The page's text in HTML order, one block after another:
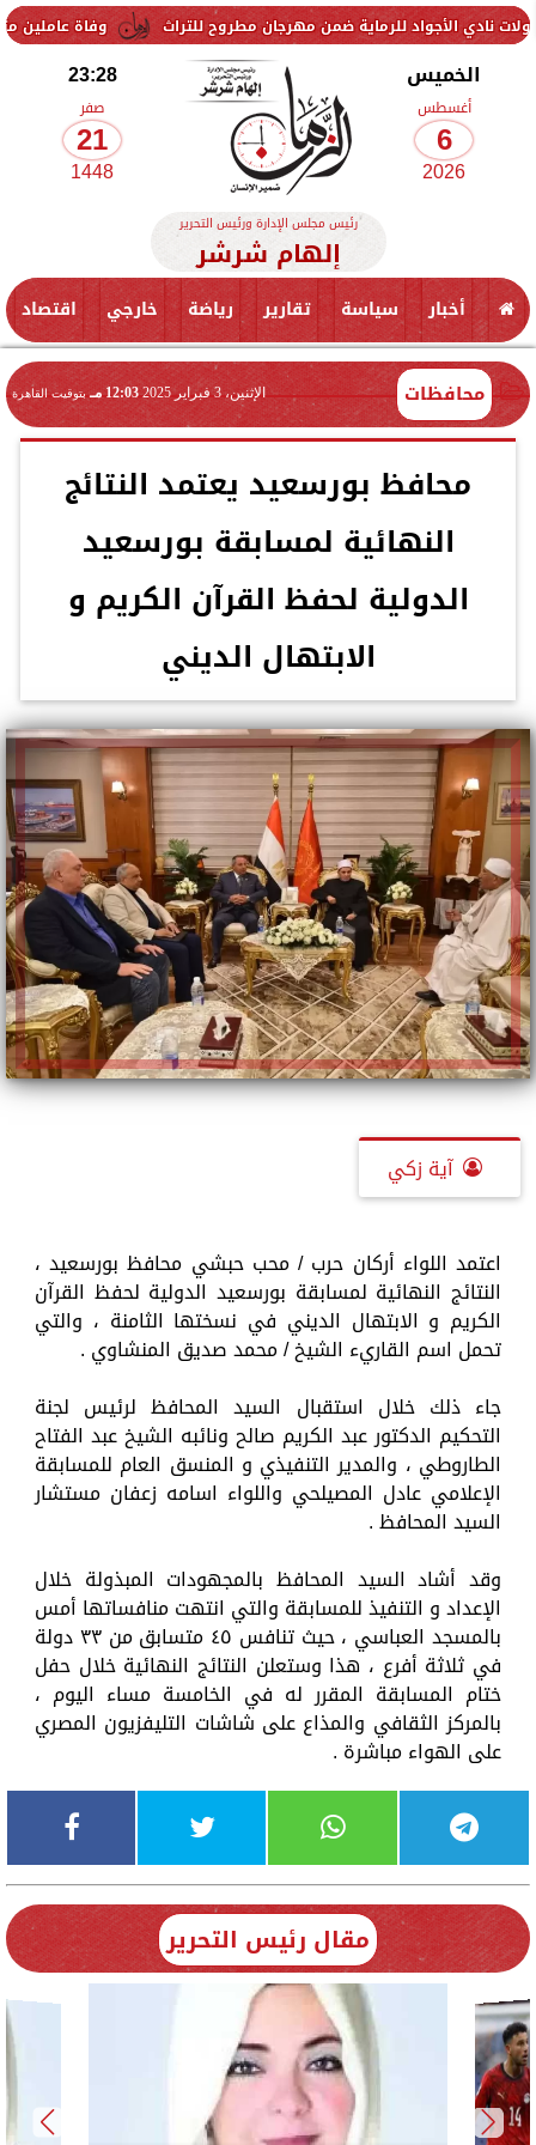
وفاة عاملين متأثرين للرماية ضمن مهرجان مطروح للتراث
الخميس
أغسطس
6
2026
23:28
صفر
21
1448
رئيس مجلس الإدارة ورئيس التحرير
إلهام شرشر
أخبار سياسة تقارير رياضة خارجي اقتصاد
محافظات الإثنين، 3 فبراير 2025 12:03 مـ بتوقيت القاهرة
محافظ بورسعيد يعتمد النتائج
النهائية لمسابقة بورسعيد
الدولية لحفظ القرآن الكريم و
الابتهال الديني
آية زكي
اعتمد اللواء أركان حرب / محب حبشي محافظ بورسعيد ،
النتائج النهائية لمسابقة بورسعيد الدولية لحفظ القرآن
الكريم و الابتهال الديني في نسختها الثامنة ، والتي
تحمل اسم القاريء الشيخ / محمد صديق المنشاوي .
جاء ذلك خلال استقبال السيد المحافظ لرئيس لجنة
التحكيم الدكتور عبد الكريم صالح ونائبه الشيخ عبد الفتاح
الطاروطي ، والمدير التنفيذي و المنسق العام للمسابقة
الإعلامي عادل المصيلحي واللواء اسامه زعفان مستشار
السيد المحافظ .
وقد أشاد السيد المحافظ بالمجهودات المبذولة خلال
الإعداد و التنفيذ للمسابقة والتي انتهت منافساتها أمس
بالمسجد العباسي ، حيث تنافس ٤٥ متسابق من ٣٣ دولة
في ثلاثة أفرع ، هذا وستعلن النتائج النهائية خلال حفل
ختام المسابقة المقرر له في الخامسة مساء اليوم ،
بالمركز الثقافي والمذاع على شاشات التليفزيون المصري
على الهواء مباشرة .
مقال رئيس التحرير